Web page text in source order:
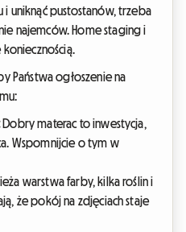
uniknąć pustostanów, trzeba
najemców. Home staging i
Państwa ogłoszenie na
Dobry materac to inwestycja,
Wspomnijcie o tym w
warstwa farby, kilka roślin i
że pokój na zdjęciach staje